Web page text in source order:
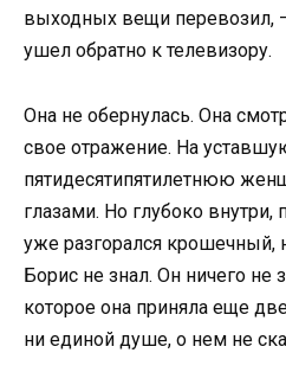
выходных вещи перевозил,
ушел обратно к телевизору.
Она не обернулась. Она
свое отражение. На
пятидесятипятилетнюю
глазами. Но глубоко
уже разгорался крошечный,
Борис не знал. Он ничего не
которое она приняла еще
ни единой душе, о нем не